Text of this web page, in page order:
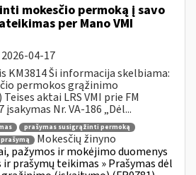
mokesčio permoką į savo
per Mano VMI
2026-04-17
KM3814 Ši informacija skelbiama:
permokos grąžinimo
aktai LRS VMI prie FM
Nr. VA-186 „Dėl...
prašymas susigrąžinti permoką
Mokesčių žinyno
pažymos ir mokėjimo duomenys
ir prašymų teikimas » Prašymas dėl